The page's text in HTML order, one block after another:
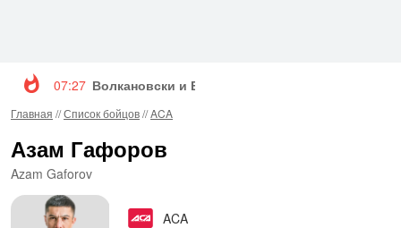
07:27 Волкановски и Евлоев возглавят турнир UFC
Главная //Список бойцов//ACA
Азам Гафоров
Azam Gaforov
ACA